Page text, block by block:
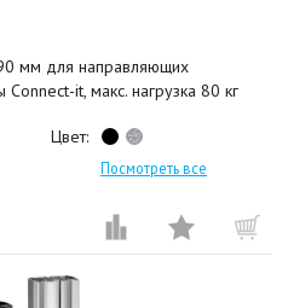
мм для направляющих
it, макс. нагрузка 80 кг
Цвет:
Посмотреть все